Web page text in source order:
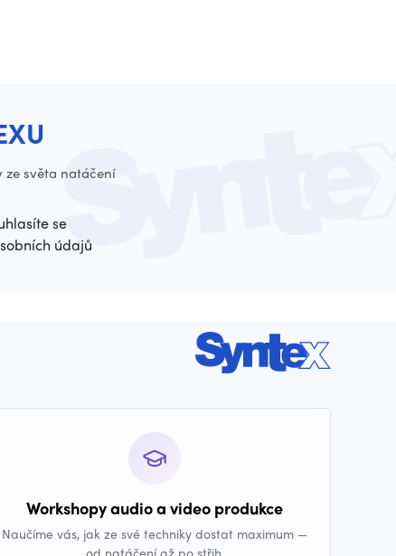
ze světa natáčení
se
údajů
Workshopy audio a video produkce
Naučíme vás, jak ze své techniky dostat maximum —
od natáčení až po střih.